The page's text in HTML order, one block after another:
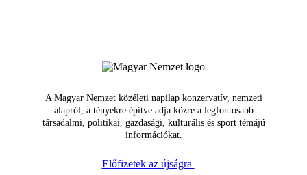
A Magyar Nemzet közéleti napilap konzervatív, nemzeti
alapról, a tényekre építve adja közre a legfontosabb
társadalmi, politikai, gazdasági, kulturális és sport témájú
információkat.
Előfizetek az újságra